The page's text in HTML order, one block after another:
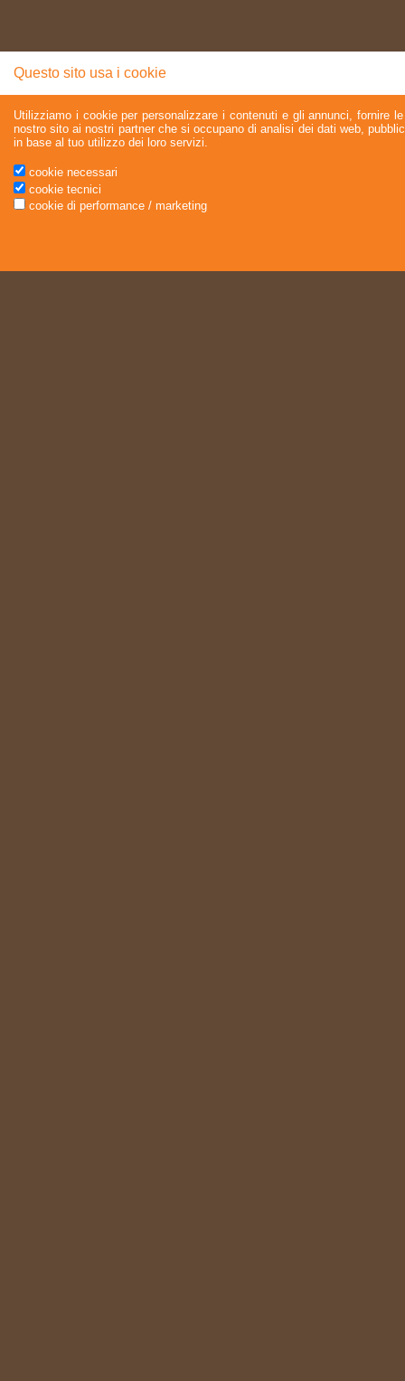
Questo sito usa i cookie
Utilizziamo i cookie per personalizzare i contenuti e gli annunci, fornire
nostro sito ai nostri partner che si occupano di analisi dei dati web,
in base al tuo utilizzo dei loro servizi.
cookie necessari
cookie tecnici
cookie di performance / marketing